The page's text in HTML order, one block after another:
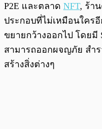
P2E และตลาด NFT, ร้า
ประกอบที่ไม่เหมือนใคร
ขยายกว้างออกไป โดยมี
สามารถออกผจญภัย สำ
สร้างสิ่งต่างๆ